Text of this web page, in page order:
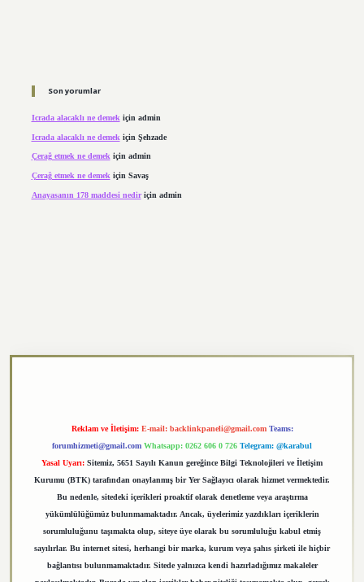
Son yorumlar
Icrada alacaklı ne demek için admin
Icrada alacaklı ne demek için Şehzade
Çerağ etmek ne demekiçin admin
Çerağ etmek ne demek için Savaş
Anayasanın 178 maddesi nediriçin admin
Reklam ve İletişim: E-mail: backlinkpaneli@gmail.com Teams:
forumhizmeti@gmail.com Whatsapp: 0262 606 0 726 Telegram: @karabul
Yasal Uyarı: Sitemiz, 5651 Sayılı Kanun gereğince Bilgi Teknolojileri ve İletişim
Kurumu (BTK) tarafından onaylanmış bir Yer Sağlayıcı olarak hizmet vermektedir.
Bu nedenle, sitedeki içerikleri proaktif olarak denetleme veya araştırma
yükümlülüğümüz bulunmamaktadır. Ancak, üyelerimiz yazdıkları içeriklerin
sorumluluğunu taşımakta olup, siteye üye olarak bu sorumluluğu kabul etmiş
sayılırlar. Bu internet sitesi, herhangi bir marka, kurum veya şahıs şirketi ile hiçbir
bağlantısı bulunmamaktadır. Sitede yalnızca kendi hazırladığımız makaleler